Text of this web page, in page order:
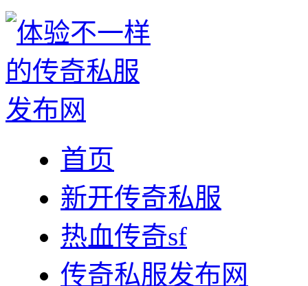
首页
新开传奇私服
热血传奇sf
传奇私服发布网